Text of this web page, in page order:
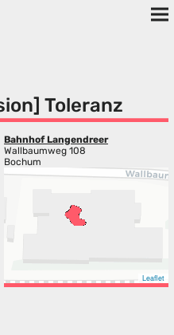
Toleranz
Bahnhof Langendreer
Wallbaumweg 108
Bochum
Leaflet